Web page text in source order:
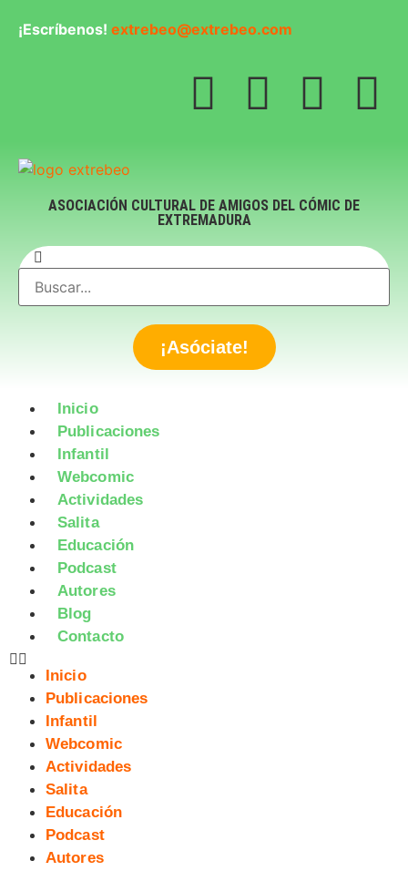
¡Escríbenos! extrebeo@extrebeo.com
ASOCIACIÓN CULTURAL DE AMIGOS DEL CÓMIC DE
EXTREMADURA
¡Asóciate!
Inicio
Publicaciones
Infantil
Webcomic
Actividades
Salita
Educación
Podcast
Autores
Blog
Contacto
Inicio
Publicaciones
Infantil
Webcomic
Actividades
Salita
Educación
Podcast
Autores